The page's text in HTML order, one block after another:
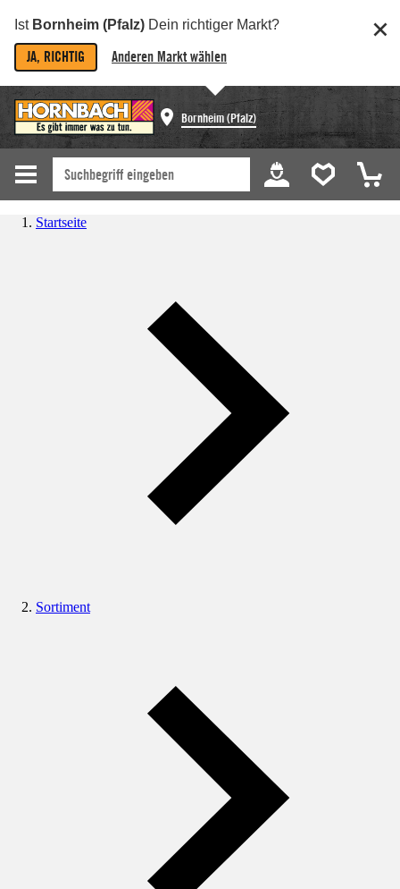
Ist Bornheim (Pfalz) Dein richtiger Markt?
JA, RICHTIG Anderen Markt wählen
Bornheim (Pfalz)
Startseite
Sortiment